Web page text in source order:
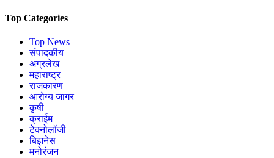
Top Categories
Top News
संपादकीय
अग्रलेख
महाराष्ट्र
राजकारण
आरोग्य जागर
कृषी
क्राईम
टेक्नोलॉजी
बिझनेस
मनोरंजन